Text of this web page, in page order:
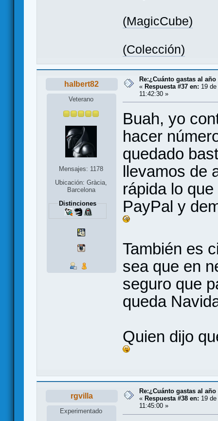
(MagicCube)
(Colección)
halbert82
Veterano
Mensajes: 1178
Ubicación: Gràcia,
Barcelona
Distinciones
Re:¿Cuánto gastas al
« Respuesta #37 en: 19
11:42:30 »
Buah, yo
hacer
quedado
llevamos de
rápida lo
PayPal y
También es
sea que en
seguro que
queda
Quien dijo
rgvilla
Experimentado
Re:¿Cuánto gastas al
« Respuesta #38 en: 19
11:45:00 »